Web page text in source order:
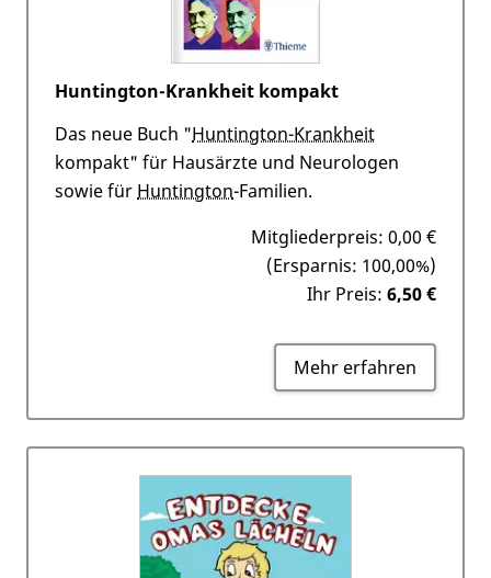
Huntington-Krankheit kompakt
Das neue Buch "Huntington-Krankheit
kompakt" für Hausärzte und Neurologen
sowie für Huntington-Familien.
Mitgliederpreis: 0,00 €
(Ersparnis: 100,00%)
Ihr Preis: 6,50 €
Mehr erfahren